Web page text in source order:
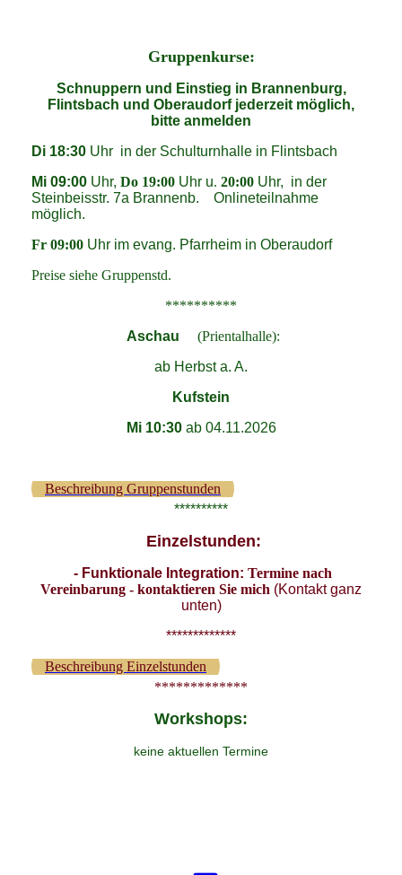
Gruppenkurse:
Schnuppern und Einstieg in Brannenburg,
Flintsbach und Oberaudorf jederzeit möglich,
bitte anmelden
Di 18:30 Uhr in der Schulturnhalle in Flintsbach
Mi 09:00 Uhr, Do 19:00 Uhr u. 20:00 Uhr, in der
Steinbeisstr. 7a Brannenb. Onlineteilnahme
möglich.
Fr 09:00 Uhr im evang. Pfarrheim in Oberaudorf
Preise siehe Gruppenstd.
**********
Aschau (Prientalhalle):
ab Herbst a. A.
Kufstein
Mi 10:30 ab 04.11.2026
Beschreibung Gruppenstunden
**********
Einzelstunden:
- Funktionale Integration: Termine nach
Vereinbarung - kontaktieren Sie mich (Kontakt ganz
unten)
*************
Beschreibung Einzelstunden
*************
Workshops:
keine aktuellen Termine